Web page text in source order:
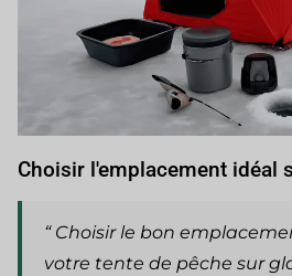
Choisir l'emplacement idéal
“ Choisir le bon
votre tente de pêche sur